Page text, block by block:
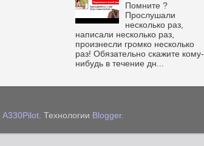
Помните ?
Прослушали
несколько раз,
написали несколько раз,
произнесли громко несколько
раз! Обязательно скажите кому-
нибудь в течение дн...
A330Pilot. Технологии Blogger.